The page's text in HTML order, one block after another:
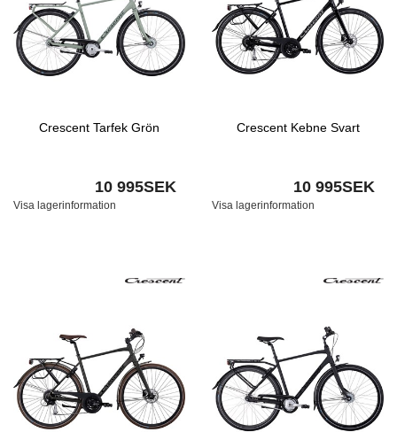
Crescent Tarfek Grön
10 995SEK
Visa lagerinformation
Crescent Kebne Svart
10 995SEK
Visa lagerinformation